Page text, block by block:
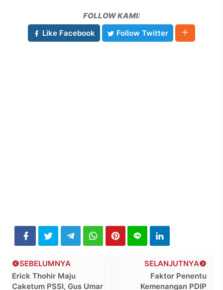
FOLLOW KAMI:
Like Facebook
Follow Twitter
SELANJUTNYA
Faktor Penentu
Kemenangan PDIP
SEBELUMNYA
Erick Thohir Maju
Caketum PSSI, Gus Umar